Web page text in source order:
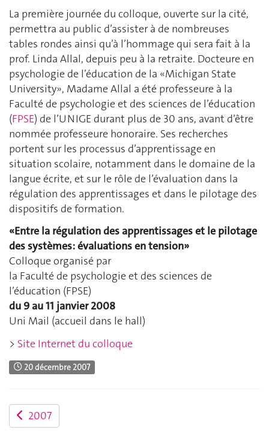
La première journée du colloque, ouverte sur la cité,
permettra au public d’assister à de nombreuses
tables rondes ainsi qu’à l’hommage qui sera fait à la
prof. Linda Allal, depuis peu à la retraite. Docteure en
psychologie de l’éducation de la «Michigan State
University», Madame Allal a été professeure à la
Faculté de psychologie et des sciences de l’éducation
(FPSE) de l’UNIGE durant plus de 30 ans, avant d’être
nommée professeure honoraire. Ses recherches
portent sur les processus d’apprentissage en
situation scolaire, notamment dans le domaine de la
langue écrite, et sur le rôle de l’évaluation dans la
régulation des apprentissages et dans le pilotage des
dispositifs de formation.
«Entre la régulation des apprentissages et le pilotage
des systèmes: évaluations en tension»
Colloque organisé par
la Faculté de psychologie et des sciences de
l’éducation (FPSE)
du 9 au 11 janvier 2008
Uni Mail (accueil dans le hall)
> Site Internet du colloque
20 décembre 2007
2007